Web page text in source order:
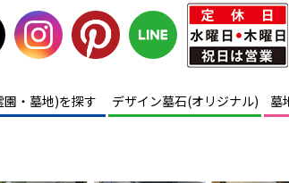
園・墓地)を探す デザイン墓石(オリジナル) 墓